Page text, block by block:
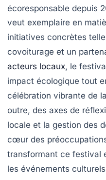
écoresponsable depuis
veut exemplaire en
initiatives concrètes
covoiturage et un
acteurs locaux, le
impact écologique tout
célébration vibrante de
outre, des axes de
locale et la gestion des
cœur des
transformant ce festival
les événements